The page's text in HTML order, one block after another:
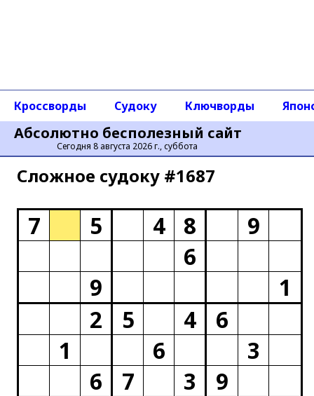
Абсолютно бесполезный сайт
Сегодня 8 августа 2026 г., суббота
Кроссворды Судоку Ключворды
Сложное cудоку #1687
7 5 4 8
9
6
9
1
2
5 4
6
1
6
3
6
7 3
9